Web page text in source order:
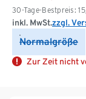
30-Tage-Bestpreis:
inkl. MwSt.zzgl.
Normalgröße
Zur Zeit nicht